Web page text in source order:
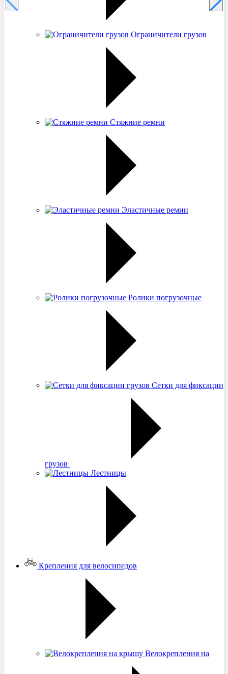
Ограничители грузов
Стяжние ремни
Эластичные ремни
Ролики погрузочные
Сетки для фиксации
грузов
Лестницы
Крепления для велосипедов
Велокрепления на